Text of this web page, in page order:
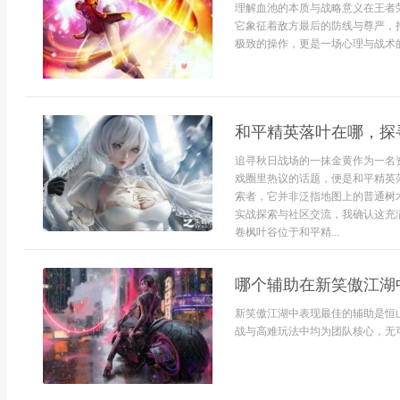
理解血池的本质与战略意义在王
它象征着敌方最后的防线与尊严
极致的操作，更是一场心理与战
和平精英落叶在哪，
追寻秋日战场的一抹金黄作为一
戏圈里热议的话题，便是和平精
索者，它并非泛指地图上的普通
实战探索与社区交流，我确认这
卷枫叶谷位于和平精...
哪个辅助在新笑傲江
新笑傲江湖中表现最佳的辅助是
战与高难玩法中均为团队核心，